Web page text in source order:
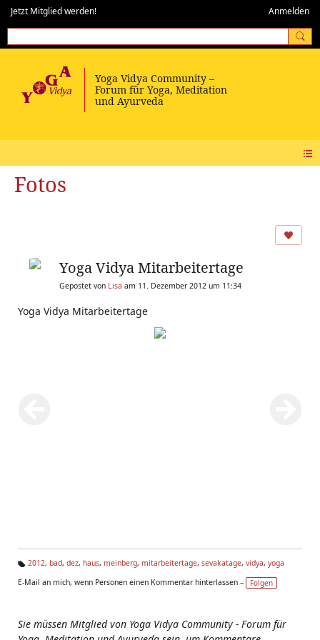
Jetzt Mitglied werden! Anmelden
Fotos
Yoga Vidya Mitarbeitertage
Gepostet von Lisa am 11. Dezember 2012 um 11:34
Yoga Vidya Mitarbeitertage
g
2012, bad, dez, haus, meinberg, mitarbeitertage, sevakatage, vidya, yoga
E-Mail an mich, wenn Personen einen Kommentar hinterlassen –
Folgen
Sie müssen Mitglied von Yoga Vidya Community - Forum für